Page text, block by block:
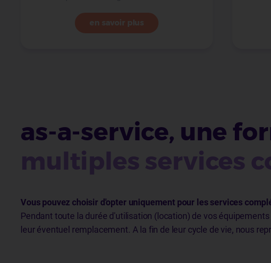
en savoir plus
as-a-service, une
multiples services
Vous pouvez choisir d'opter uniquement pour les services
Pendant toute la durée d'utilisation (location) de vos
leur éventuel remplacement. A la fin de leur cycle de vie, nous